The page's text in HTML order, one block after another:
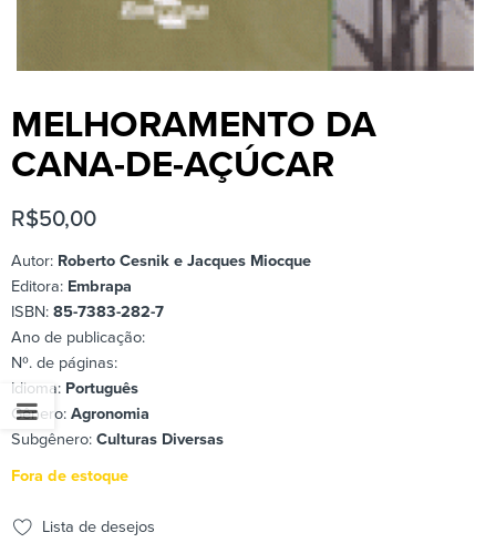
MELHORAMENTO DA
CANA-DE-AÇÚCAR
R$50,00
Autor: Roberto Cesnik e Jacques Miocque
Editora: Embrapa
ISBN: 85-7383-282-7
Ano de publicação:
Nº. de páginas:
Idioma: Português
Gênero: Agronomia
Subgênero: Culturas Diversas
Fora de estoque
Lista de desejos